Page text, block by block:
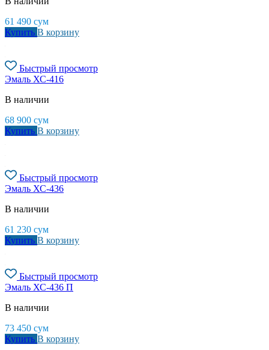
61 490 сум
Купить В корзину
Быстрый просмотр
Эмаль ХС-416
В наличии
68 900 сум
Купить В корзину
Быстрый просмотр
Эмаль ХС-436
В наличии
61 230 сум
Купить В корзину
Быстрый просмотр
Эмаль ХС-436 П
В наличии
73 450 сум
Купить В корзину